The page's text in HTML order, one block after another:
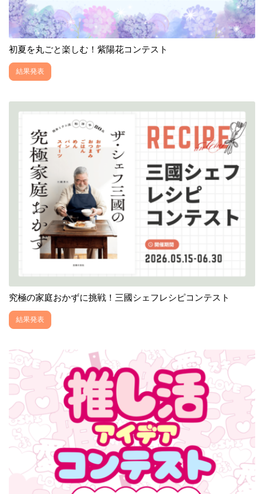
初夏を丸ごと楽しむ！紫陽花コンテスト
結果発表
究極の家庭おかずに挑戦！三國シェフレシピコンテスト
結果発表